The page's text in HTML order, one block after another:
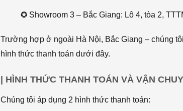
✪ Showroom 3 – Bắc Giang: Lô 4, tòa 2,
Trường hợp ở ngoài Hà Nội, Bắc Giang – chúng
hình thức thanh toán dưới đây.
| HÌNH THỨC THANH TOÁN VÀ VẬN
Chúng tôi áp dụng 2 hình thức thanh toán: